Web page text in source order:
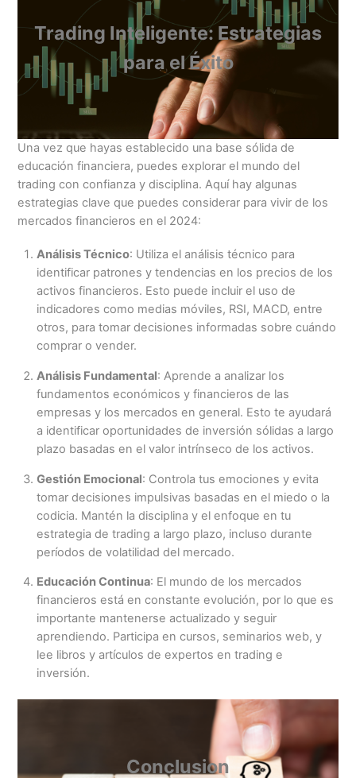
Trading Inteligente: Estrategias
para el Éxito
Una vez que hayas establecido una base sólida de
educación financiera, puedes explorar el mundo del
trading con confianza y disciplina. Aquí hay algunas
estrategias clave que puedes considerar para vivir de los
mercados financieros en el 2024:
Análisis Técnico: Utiliza el análisis técnico para
identificar patrones y tendencias en los precios de los
activos financieros. Esto puede incluir el uso de
indicadores como medias móviles, RSI, MACD, entre
otros, para tomar decisiones informadas sobre cuándo
comprar o vender.
Análisis Fundamental: Aprende a analizar los
fundamentos económicos y financieros de las
empresas y los mercados en general. Esto te ayudará
a identificar oportunidades de inversión sólidas a largo
plazo basadas en el valor intrínseco de los activos.
Gestión Emocional: Controla tus emociones y evita
tomar decisiones impulsivas basadas en el miedo o la
codicia. Mantén la disciplina y el enfoque en tu
estrategia de trading a largo plazo, incluso durante
períodos de volatilidad del mercado.
Educación Continua: El mundo de los mercados
financieros está en constante evolución, por lo que es
importante mantenerse actualizado y seguir
aprendiendo. Participa en cursos, seminarios web, y
lee libros y artículos de expertos en trading e
inversión.
Conclusion